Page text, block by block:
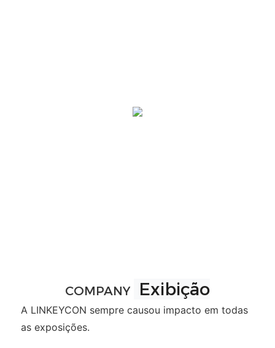
COMPANY Exibição
A LINKEYCON sempre causou impacto em todas
as exposições.